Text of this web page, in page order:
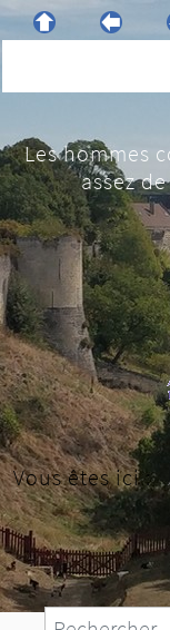
Les hommes
assez
Vous êtes ici :